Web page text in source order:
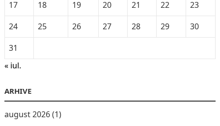
17
18 19 20 21 22
23
24
25 26 27 28 29
30
31
« iul.
ARHIVE
august 2026(1)